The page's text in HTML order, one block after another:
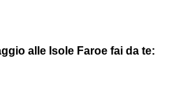
alle Isole Faroe fai da te: